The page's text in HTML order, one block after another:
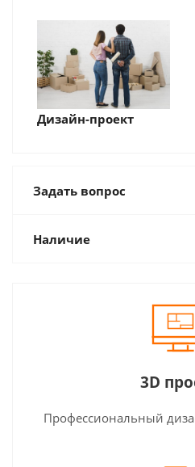
Дизайн-проект
Задать вопрос
Наличие
3D
Профессиональный